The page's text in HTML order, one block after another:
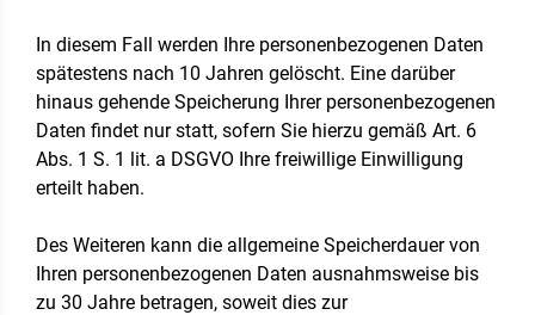
In diesem Fall werden Ihre personenbezogenen Daten
spätestens nach 10 Jahren gelöscht. Eine darüber
hinaus gehende Speicherung Ihrer personenbezogenen
Daten findet nur statt, sofern Sie hierzu gemäß Art. 6
Abs. 1 S. 1 lit. a DSGVO Ihre freiwillige Einwilligung
erteilt haben.
Des Weiteren kann die allgemeine Speicherdauer von
Ihren personenbezogenen Daten ausnahmsweise bis
zu 30 Jahre betragen, soweit dies zur